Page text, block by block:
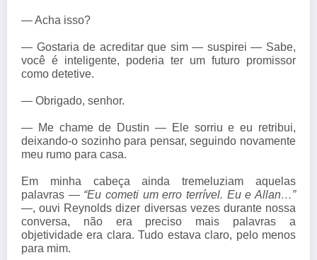
— Acha isso?
— Gostaria de acreditar que sim — suspirei — Sabe,
você é inteligente, poderia ter um futuro promissor
como detetive.
— Obrigado, senhor.
— Me chame de Dustin — Ele sorriu e eu retribui,
deixando-o sozinho para pensar, seguindo novamente
meu rumo para casa.
Em minha cabeça ainda tremeluziam aquelas
palavras — “Eu cometi um erro terrível. Eu e Allan…”
—, ouvi Reynolds dizer diversas vezes durante nossa
conversa, não era preciso mais palavras a
objetividade era clara. Tudo estava claro, pelo menos
para mim.